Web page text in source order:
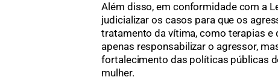
Além disso, em conformidade com a
judicializar os casos para que os
tratamento da vítima, como terapias e
apenas responsabilizar o agressor,
fortalecimento das políticas públicas
mulher.